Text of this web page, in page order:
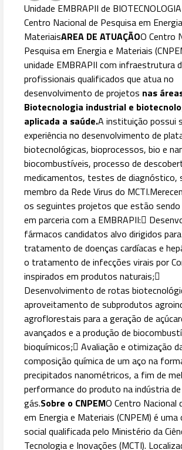
Unidade EMBRAPII de
Centro Nacional de Pesquisa em
MateriaisAREA DE ATUAÇÃOO Centro
Pesquisa em Energia e Materiais
unidade EMBRAPII com infraestrutura
profissionais qualificados que atua no
desenvolvimento de projetos nas
Biotecnologia industrial e
aplicada a saúde.A instituição possui
experiência no desenvolvimento de
biotecnológicas, bioprocessos, bio e
biocombustíveis, processo de
medicamentos, testes de diagnóstico,
membro da Rede Virus do MCTI.
os seguintes projetos que estão sendo
em parceria com a EMBRAPII:
fármacos candidatos alvo dirigidos
tratamento de doenças cardíacas e
o tratamento de infecções virais por
inspirados em produtos naturais;
Desenvolvimento de rotas
aproveitamento de subprodutos
agroflorestais para a geração de
avançados e a produção de
bioquímicos; Avaliação e otimização
composição química de um aço na
precipitados nanométricos, a fim de
performance do produto na indústria
gás.Sobre o CNPEMO Centro Nacional
em Energia e Materiais (CNPEM) é uma
social qualificada pelo Ministério da
Tecnologia e Inovações (MCTI).